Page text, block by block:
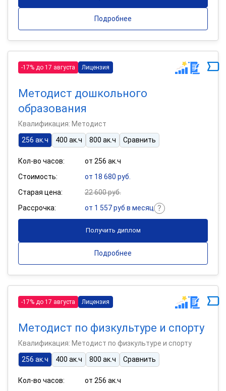
Подробнее
-17% до 17 августа Лицензия
Методист дошкольного
образования
Квалификация: Методист
256 ак.ч
400 ак.ч 800 ак.ч Сравнить
Кол-во часов:
от 256 ак.ч
Стоимость:
от 18 680 руб.
Старая цена:
22 600 руб.
Рассрочка:
от 1 557 руб в месяц
Получить диплом
Подробнее
-17% до 17 августа Лицензия
Методист по физкультуре и спорту
Квалификация: Методист по физкультуре и спорту
256 ак.ч
400 ак.ч 800 ак.ч Сравнить
Кол-во часов: от 256 ак.ч